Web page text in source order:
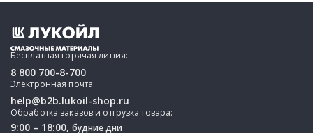
Бесплатная горячая линия:
8 800 700-8-700
Электронная почта:
help@b2b.lukoil-shop.ru
Обработка заказов и отгрузка товара:
9:00 – 18:00, будние дни